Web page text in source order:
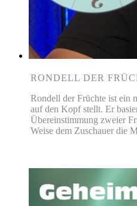
RONDELL DER
Rondell der Früchte ist ein
auf den Kopf stellt. Er
Übereinstimmung zweier
Weise dem Zuschauer die